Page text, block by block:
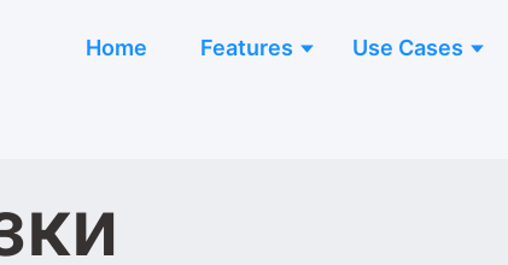
Home Features Use Cases